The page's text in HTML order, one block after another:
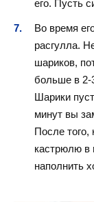
его. Пусть
Во время
расгулла.
шариков,
больше в 2-
Шарики
минут вы
После того,
кастрюлю в
наполнить